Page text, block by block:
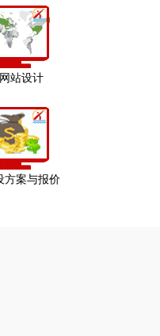
站设计
方案与报价